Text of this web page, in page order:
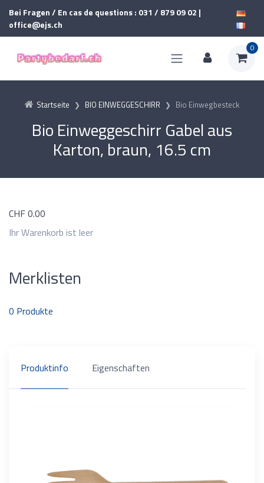
Bei Fragen / En cas de questions : 031 / 879 09 02 |
office@ejs.ch
0
Startseite BIO EINWEGGESCHIRR Bio Einwegbesteck
Bio Einweggeschirr Gabel aus
Karton, braun, 16.5 cm
CHF0.00
Ihr Warenkorb ist leer
Merklisten
0 Produkte
Produktinfo Eigenschaften